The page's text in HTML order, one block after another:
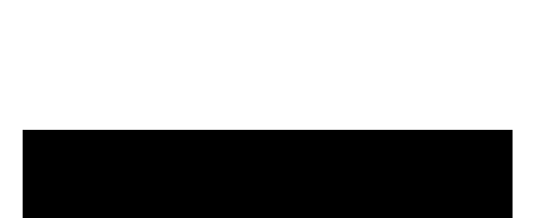
Reproductor